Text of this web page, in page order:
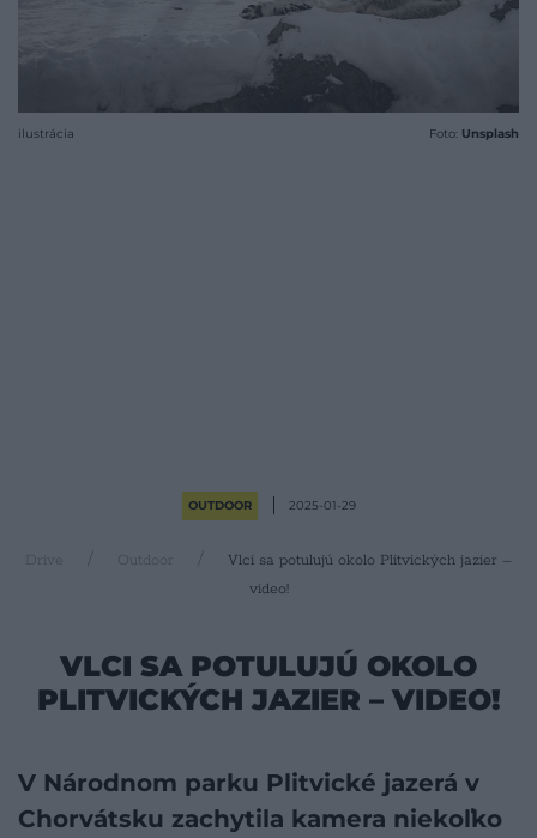
ilustrácia Foto: Unsplash
OUTDOOR 2025-01-29
Drive Outdoor
Vlci sa potulujú okolo Plitvických jazier –
video!
VLCI SA POTULUJÚ OKOLO
PLITVICKÝCH JAZIER – VIDEO!
V Národnom parku Plitvické jazerá v
Chorvátsku zachytila kamera niekoľko